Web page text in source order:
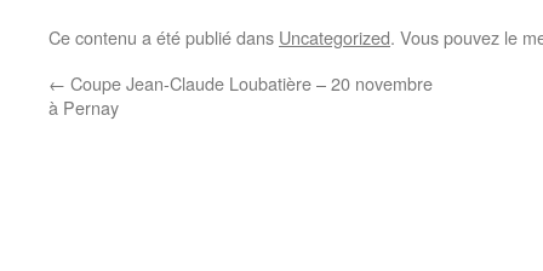
Ce contenu a été publié dans Uncategorized. Vous pouvez le
← Coupe Jean-Claude Loubatière – 20 novembre
à Pernay